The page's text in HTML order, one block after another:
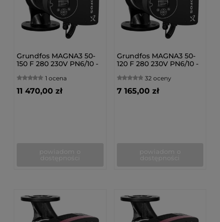
Grundfos MAGNA3 50-
150 F 280 230V PN6/10 -
979242851 ocena
11 470,00 zł
Grundfos MAGNA3 50-
120 F 280 230V PN6/10 -
9792428432 oceny
7 165,00 zł